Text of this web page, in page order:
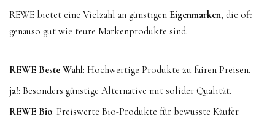
REWE bietet eine Vielzahl an günstigen Eigenmarken, die oft
genauso gut wie teure Markenprodukte sind:
REWE Beste Wahl: Hochwertige Produkte zu fairen Preisen.
ja!: Besonders günstige Alternative mit solider Qualität.
REWE Bio: Preiswerte Bio-Produkte für bewusste Käufer.